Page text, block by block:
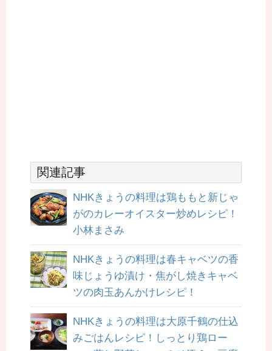
関連記事
NHKきょうの料理は鶏ももと新じゃ
がのカレーオイスター炒めレシピ！
小林まさみ
NHKきょうの料理は春キャベツの香
味じょうゆ漬け・焦がし焼きキャベ
ツの肉玉あんかけレシピ！
NHKきょうの料理は大原千鶴の仕込
みごはんレシピ！しっとり鶏ロー